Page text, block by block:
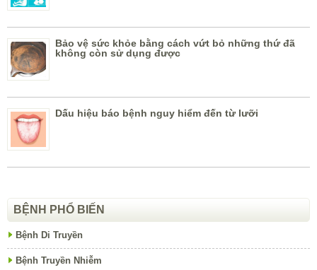
Bảo vệ sức khỏe bằng cách vứt bỏ những thứ đã
không còn sử dụng được
Dấu hiệu báo bệnh nguy hiểm đến từ lưỡi
BỆNH PHỔ BIẾN
Bệnh Di Truyền
Bệnh Truyền Nhiễm